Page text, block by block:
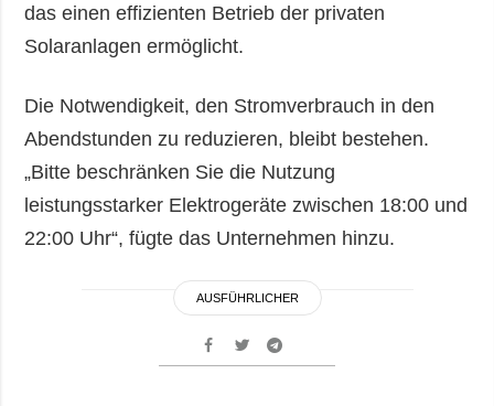
das einen effizienten Betrieb der privaten
Solaranlagen ermöglicht.
Die Notwendigkeit, den Stromverbrauch in den
Abendstunden zu reduzieren, bleibt bestehen.
„Bitte beschränken Sie die Nutzung
leistungsstarker Elektrogeräte zwischen 18:00 und
22:00 Uhr“, fügte das Unternehmen hinzu.
AUSFÜHRLICHER